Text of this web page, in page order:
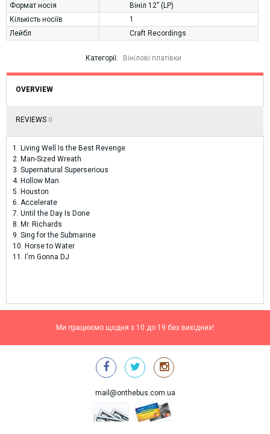
Формат носія
Вініл 12” (LP)
Кількість носіїв
1
Лейбл
Craft Recordings
Категорії: Вінілові платівки
OVERVIEW
REVIEWS 0
1. Living Well Is the Best Revenge
2. Man-Sized Wreath
3. Supernatural Superserious
4. Hollow Man
5. Houston
6. Accelerate
7. Until the Day Is Done
8. Mr. Richards
9. Sing for the Submarine
10. Horse to Water
11. I'm Gonna DJ
Ми працюємо щодня з 10 до 19 без вихідних!
mail@onthebus.com.ua